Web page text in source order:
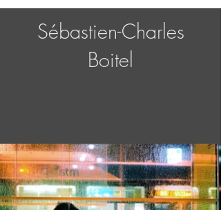
Sébastien-Charles
Boitel